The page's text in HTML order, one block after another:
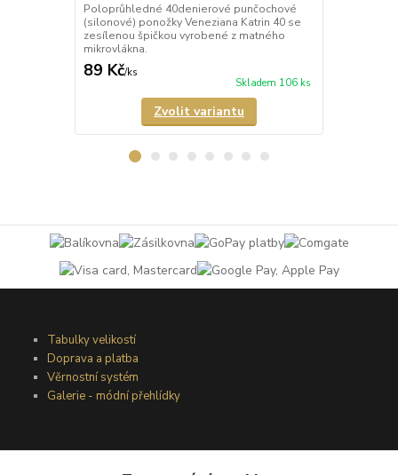
Poloprůhledné 40denierové punčochové
(silonové) ponožky Veneziana Katrin 40 se
zesílenou špičkou vyrobené z matného
mikrovlákna.
89 Kč/ks
Skladem 106 ks
Zvolit variantu
Tabulky velikostí
Doprava a platba
Věrnostní systém
Galerie - módní přehlídky